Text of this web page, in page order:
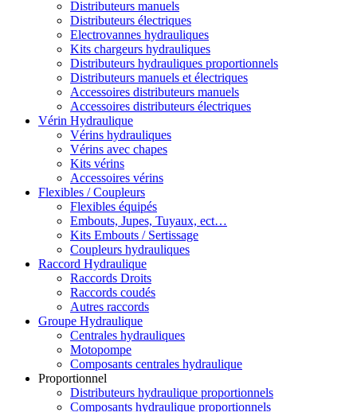
Distributeurs manuels
Distributeurs électriques
Electrovannes hydrauliques
Kits chargeurs hydrauliques
Distributeurs hydrauliques proportionnels
Distributeurs manuels et électriques
Accessoires distributeurs manuels
Accessoires distributeurs électriques
Vérin Hydraulique
Vérins hydrauliques
Vérins avec chapes
Kits vérins
Accessoires vérins
Flexibles / Coupleurs
Flexibles équipés
Embouts, Jupes, Tuyaux, ect…
Kits Embouts / Sertissage
Coupleurs hydrauliques
Raccord Hydraulique
Raccords Droits
Raccords coudés
Autres raccords
Groupe Hydraulique
Centrales hydrauliques
Motopompe
Composants centrales hydraulique
Proportionnel
Distributeurs hydraulique proportionnels
Composants hydraulique proportionnels